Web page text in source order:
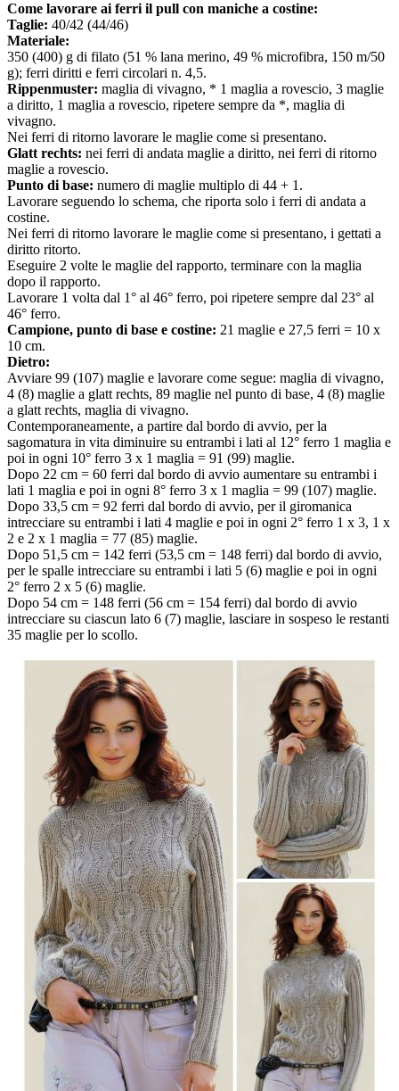
Come lavorare ai ferri il pull con maniche a costine:
Taglie: 40/42 (44/46)
Materiale:
350 (400) g di filato (51 % lana merino, 49 % microfibra, 150 m/50
g); ferri diritti e ferri circolari n. 4,5.
Rippenmuster: maglia di vivagno, * 1 maglia a rovescio, 3 maglie
a diritto, 1 maglia a rovescio, ripetere sempre da *, maglia di
vivagno.
Nei ferri di ritorno lavorare le maglie come si presentano.
Glatt rechts: nei ferri di andata maglie a diritto, nei ferri di ritorno
maglie a rovescio.
Punto di base: numero di maglie multiplo di 44 + 1.
Lavorare seguendo lo schema, che riporta solo i ferri di andata a
costine.
Nei ferri di ritorno lavorare le maglie come si presentano, i gettati a
diritto ritorto.
Eseguire 2 volte le maglie del rapporto, terminare con la maglia
dopo il rapporto.
Lavorare 1 volta dal 1° al 46° ferro, poi ripetere sempre dal 23° al
46° ferro.
Campione, punto di base e costine: 21 maglie e 27,5 ferri = 10 x
10 cm.
Dietro:
Avviare 99 (107) maglie e lavorare come segue: maglia di vivagno,
4 (8) maglie a glatt rechts, 89 maglie nel punto di base, 4 (8) maglie
a glatt rechts, maglia di vivagno.
Contemporaneamente, a partire dal bordo di avvio, per la
sagomatura in vita diminuire su entrambi i lati al 12° ferro 1 maglia e
poi in ogni 10° ferro 3 x 1 maglia = 91 (99) maglie.
Dopo 22 cm = 60 ferri dal bordo di avvio aumentare su entrambi i
lati 1 maglia e poi in ogni 8° ferro 3 x 1 maglia = 99 (107) maglie.
Dopo 33,5 cm = 92 ferri dal bordo di avvio, per il giromanica
intrecciare su entrambi i lati 4 maglie e poi in ogni 2° ferro 1 x 3, 1 x
2 e 2 x 1 maglia = 77 (85) maglie.
Dopo 51,5 cm = 142 ferri (53,5 cm = 148 ferri) dal bordo di avvio,
per le spalle intrecciare su entrambi i lati 5 (6) maglie e poi in ogni
2° ferro 2 x 5 (6) maglie.
Dopo 54 cm = 148 ferri (56 cm = 154 ferri) dal bordo di avvio
intrecciare su ciascun lato 6 (7) maglie, lasciare in sospeso le restanti
35 maglie per lo scollo.